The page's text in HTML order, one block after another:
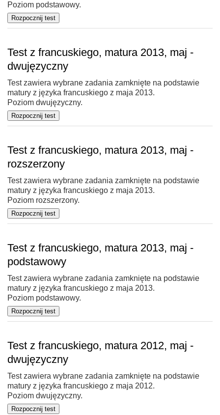
Poziom podstawowy.
Test z francuskiego, matura 2013, maj -
dwujęzyczny
Test zawiera wybrane zadania zamknięte na podstawie
matury z języka francuskiego z maja 2013.
Poziom dwujęzyczny.
Test z francuskiego, matura 2013, maj -
rozszerzony
Test zawiera wybrane zadania zamknięte na podstawie
matury z języka francuskiego z maja 2013.
Poziom rozszerzony.
Test z francuskiego, matura 2013, maj -
podstawowy
Test zawiera wybrane zadania zamknięte na podstawie
matury z języka francuskiego z maja 2013.
Poziom podstawowy.
Test z francuskiego, matura 2012, maj -
dwujęzyczny
Test zawiera wybrane zadania zamknięte na podstawie
matury z języka francuskiego z maja 2012.
Poziom dwujęzyczny.